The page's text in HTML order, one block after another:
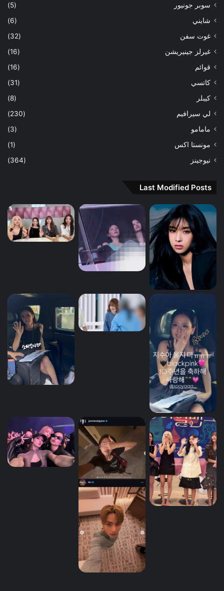
سوبر جونيور
(5)
شايني
(6)
غوت سفن
(32)
غيرلز جينيريشن
(16)
قوائم
(16)
كاتسي
(31)
كيبلر
(8)
لي سيرافيم
(230)
مامامو
(3)
مونستا اكس
(1)
نيوجينز
(364)
Last Modified Posts